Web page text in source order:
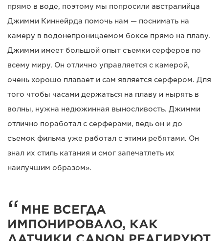
прямо в воде, поэтому мы попросили австралийца
Джимми Киннейрда помочь нам — поснимать на
камеру в водонепроницаемом боксе прямо на плаву.
Джимми имеет большой опыт съемки серферов по
всему миру. Он отлично управляется с камерой,
очень хорошо плавает и сам является серфером. Для
того чтобы часами держаться на плаву и нырять в
волны, нужна недюжинная выносливость. Джимми
отлично поработал с серферами, ведь он и до
съемок фильма уже работал с этими ребятами. Он
знал их стиль катания и смог запечатлеть их
наилучшим образом».
МНЕ ВСЕГДА
ИМПОНИРОВАЛО, КАК